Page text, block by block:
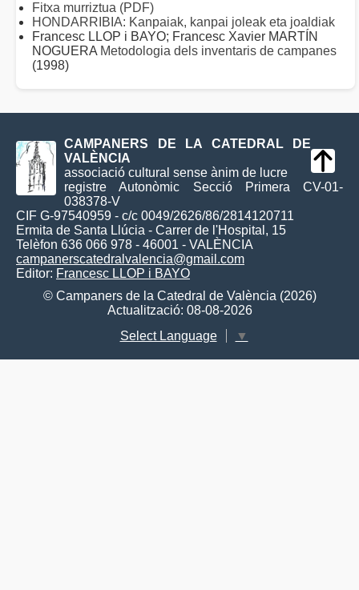
Fitxa murriztua (PDF)
HONDARRIBIA: Kanpaiak, kanpai joleak eta joaldiak
Francesc LLOP i BAYO; Francesc Xavier MARTÍN
NOGUERA Metodologia dels inventaris de campanes
(1998)
CAMPANERS DE LA CATEDRAL DE
VALÈNCIA
associació cultural sense ànim de lucre
registre Autonòmic Secció Primera CV-01-
038378-V
CIF G-97540959 - c/c 0049/2626/86/2814120711
Ermita de Santa Llúcia - Carrer de l'Hospital, 15
Telèfon 636 066 978 - 46001 - VALÈNCIA
campanerscatedralvalencia@gmail.com
Editor: Francesc LLOP i BAYO
© Campaners de la Catedral de València (2026)
Actualització: 08-08-2026
Select Language
▼